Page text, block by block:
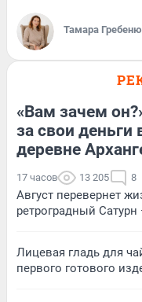
Тамара
«Вам зачем
за свои деньги
деревне
17 часов 13 205 8
Август перевернет
ретроградный
Лицевая гладь для
первого готового